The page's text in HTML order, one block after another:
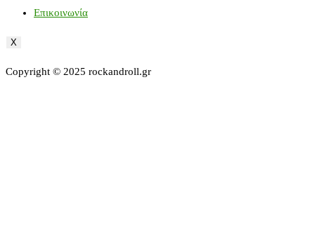
Επικοινωνία
X
Copyright © 2025 rockandroll.gr